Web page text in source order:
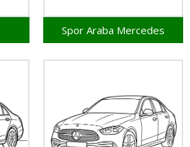
Spor Araba Mercedes